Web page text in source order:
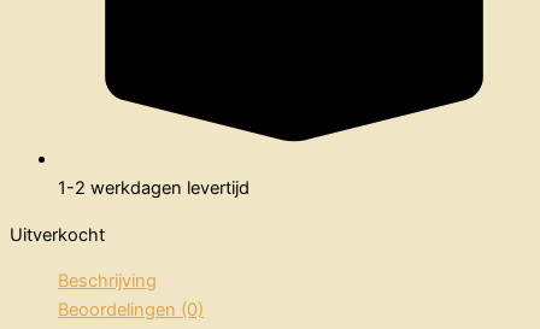
1-2 werkdagen levertijd
Uitverkocht
Beschrijving
Beoordelingen (0)